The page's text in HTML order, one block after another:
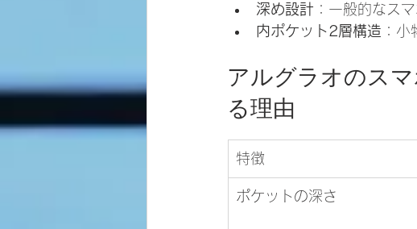
深め設計 ：一般的なス
内ポケット2層構造 ：
アルグラオのス
る理由
特徴
ポケットの深さ